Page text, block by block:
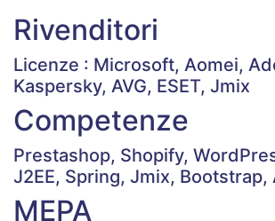
Rivenditori
Licenze : Microsoft, Aomei,
Kaspersky, AVG, ESET, Jmix
Competenze
Prestashop, Shopify,
J2EE, Spring, Jmix, Bootstrap,
MEPA